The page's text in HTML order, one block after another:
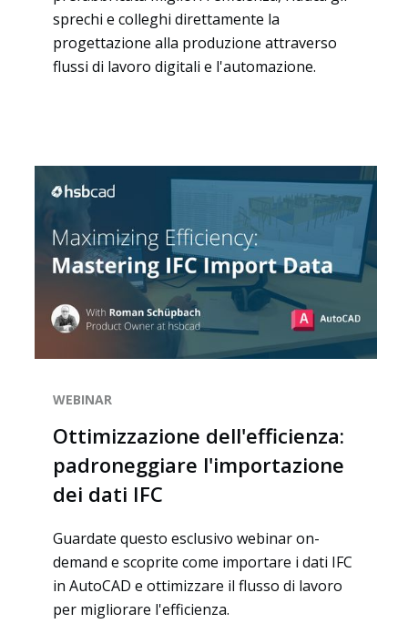
Myhsbcad
sprechi e colleghi direttamente la
progettazione alla produzione attraverso
flussi di lavoro digitali e l'automazione.
WEBINAR
Ottimizzazione dell'efficienza:
padroneggiare l'importazione
dei dati IFC
Guardate questo esclusivo webinar on-
demand e scoprite come importare i dati IFC
in AutoCAD e ottimizzare il flusso di lavoro
per migliorare l'efficienza.